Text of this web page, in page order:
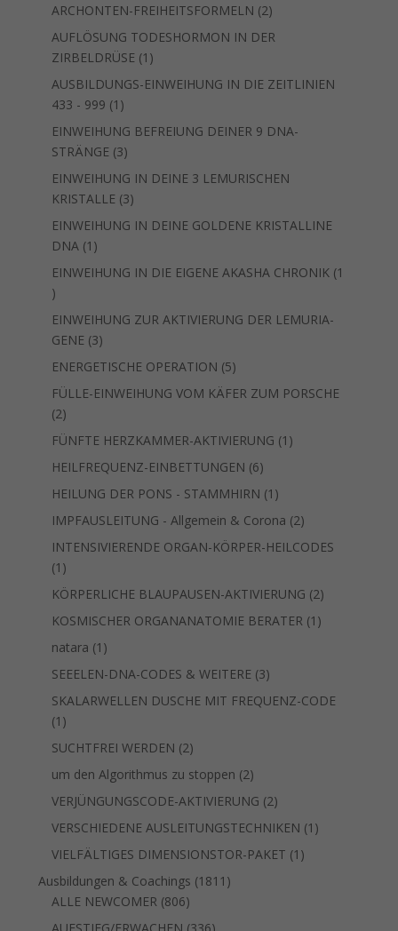
ARCHONTEN-FREIHEITSFORMELN 22
Produkte
AUFLÖSUNG TODESHORMON IN DER
ZIRBELDRÜSE 1 1
Produkt
AUSBILDUNGS-EINWEIHUNG IN DIE ZEITLINIEN
433 - 999 1 1
Produkt
EINWEIHUNG BEFREIUNG DEINER 9 DNA-
STRÄNGE 33
Produkte
EINWEIHUNG IN DEINE 3 LEMURISCHEN
KRISTALLE 33
Produkte
EINWEIHUNG IN DEINE GOLDENE KRISTALLINE
DNA 1 1
Produkt
EINWEIHUNG IN DIE EIGENE AKASHA CHRONIK 1
1
Produkt
EINWEIHUNG ZUR AKTIVIERUNG DER LEMURIA-
GENE 33
Produkte
ENERGETISCHE OPERATION 55
Produkte
FÜLLE-EINWEIHUNG VOM KÄFER ZUM PORSCHE
22
Produkte
FÜNFTE HERZKAMMER-AKTIVIERUNG 1 1
HEILFREQUENZ-EINBETTUNGEN 66
Produkte
HEILUNG DER PONS - STAMMHIRN 1 1
Produkt
IMPFAUSLEITUNG - Allgemein & Corona 22
Produkte
INTENSIVIERENDE ORGAN-KÖRPER-HEILCODES
1 1
Produkt
KÖRPERLICHE BLAUPAUSEN-AKTIVIERUNG 22
Produkte
KOSMISCHER ORGANANATOMIE BERATER 1 1
natara 1 1
Produkt
SEEELEN-DNA-CODES & WEITERE 33
Produkte
SKALARWELLEN DUSCHE MIT FREQUENZ-CODE
1 1
Produkt
SUCHTFREI WERDEN 22
Produkte
um den Algorithmus zu stoppen 22
Produkte
VERJÜNGUNGSCODE-AKTIVIERUNG 22
Produkte
VERSCHIEDENE AUSLEITUNGSTECHNIKEN 1 1
VIELFÄLTIGES DIMENSIONSTOR-PAKET 1 1
Ausbildungen & Coachings 1811 1811
ALLE NEWCOMER 806806
Produkte
336